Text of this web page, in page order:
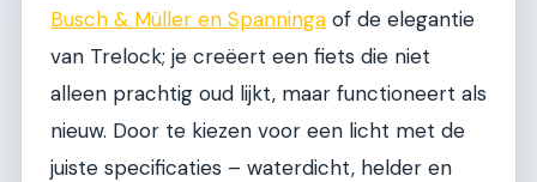
Busch & Müller en Spanninga of de elegantie
van Trelock; je creëert een fiets die niet
alleen prachtig oud lijkt, maar functioneert als
nieuw. Door te kiezen voor een licht met de
juiste specificaties – waterdicht, helder en